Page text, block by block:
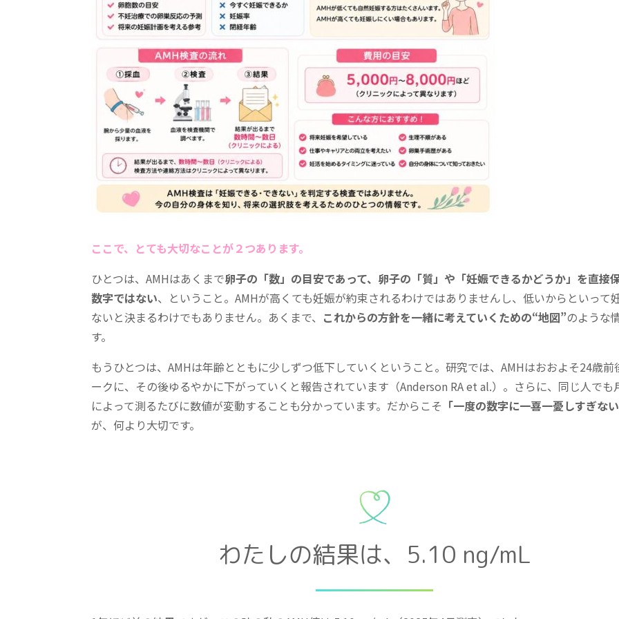
ここで、とても大切なことが２つあります。
ひとつは、AMHはあくまで卵子の「数」の目安であって、卵子の「質」や「妊娠できるかどうか」を直接
数字ではない、ということ。AMHが高くても妊娠が約束されるわけではありませんし、低いからといって
ないと決まるわけでもありません。あくまで、 これからの方針を一緒に考えていくための“地図”のような
す。
もうひとつは、AMHは年齢とともに少しずつ低下していくということ。研究では、AMHはおおよそ24歳前
ークに、その後ゆるやかに下がっていくと報告されています（Anderson RA et al.）。さらに、同じ人でも
によって測るたびに数値が変動することも分かっています。だからこそ 「一度の数字に一喜一憂しすぎない
が、何より大切です。
わたしの結果は、5.10 ng/mL